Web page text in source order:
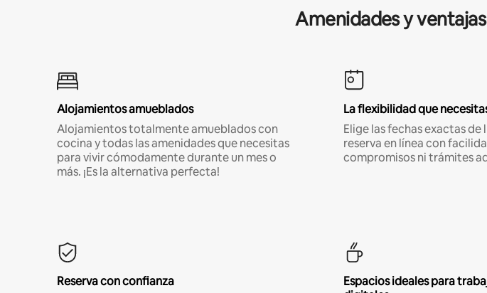
Amenidades y
Alojamientos amueblados
Alojamientos totalmente amueblados con
cocina y todas las amenidades que necesitas
para vivir cómodamente durante un mes o
más. ¡Es la alternativa perfecta!
La flexibilidad que
Elige las fechas exactas de
reserva en línea con
compromisos ni trámites
Reserva con confianza
Espacios ideales para